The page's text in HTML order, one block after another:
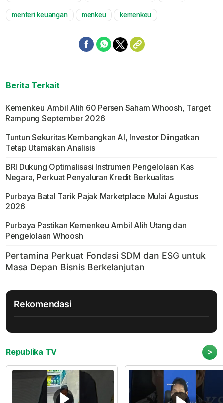
menteri keuangan menkeu kemenkeu
Berita Terkait
Kemenkeu Ambil Alih 60 Persen Saham Whoosh, Target
Rampung September 2026
Tuntun Sekuritas Kembangkan AI, Investor Diingatkan
Tetap Utamakan Analisis
BRI Dukung Optimalisasi Instrumen Pengelolaan Kas
Negara, Perkuat Penyaluran Kredit Berkualitas
Purbaya Batal Tarik Pajak Marketplace Mulai Agustus
2026
Purbaya Pastikan Kemenkeu Ambil Alih Utang dan
Pengelolaan Whoosh
Rekomendasi
Republika TV >